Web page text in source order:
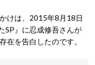
けは、2015年8月18日
SP』に忍成修吾さんが
在を告白したのです。